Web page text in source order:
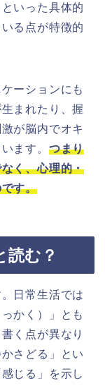
いった具体的
る点が特徴的
ーションにも
まれたり、握
が脳内でオキ
ます。 つまり
く、心理的・
す。
読む？
日常生活では
かく）」とも
く点が異なり
さどる」とい
じる」を示し